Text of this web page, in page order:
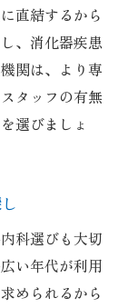
直結するから
、消化器疾患
関は、より専
タッフの有無
選びましょ
科選びも大切
い年代が利用
められるから